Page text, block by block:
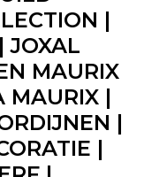
|
JOXAL
MAURIX
MAURIX |
|
|